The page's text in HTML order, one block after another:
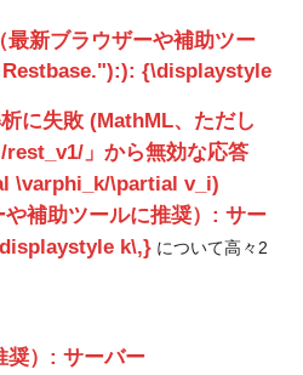
新ブラウザーや補助ツー
{\displaystyle
に失敗 (MathML、ただし
」から無効な応答
\varphi_k/\partial v_i)
補助ツールに推奨）: サー
k\,} について高々2
奨）: サーバー